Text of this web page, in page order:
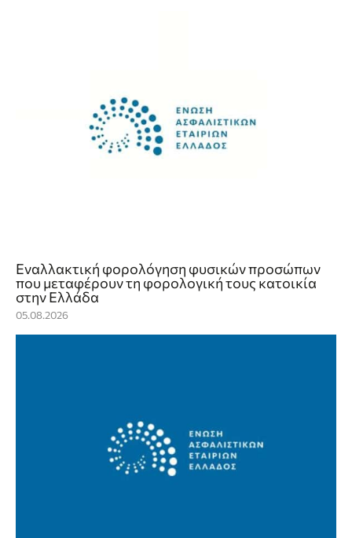
Εναλλακτική φορολόγηση φυσικών προσώπων
που μεταφέρουν τη φορολογική τους κατοικία
στην Ελλάδα
05.08.2026